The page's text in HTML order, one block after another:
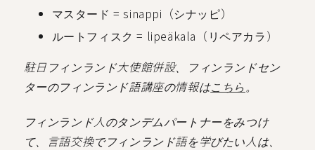
マスタード = sinappi（シナッピ）
ルートフィスク = lipeäkala（リペアカラ）
駐日フィンランド大使館併設、フィンランドセン
ターのフィンランド語講座の情報はこちら 。
フィンランド人のタンデムパートナーをみつけ
て、言語交換でフィンランド語を学びたい人は、